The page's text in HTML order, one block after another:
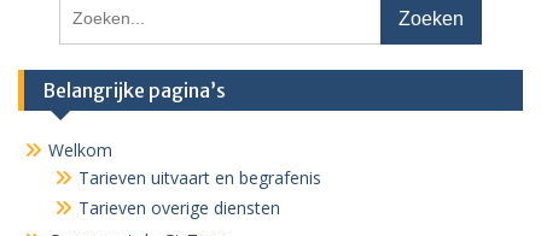
naar:
Belangrijke pagina’s
Welkom
Tarieven uitvaart en begrafenis
Tarieven overige diensten